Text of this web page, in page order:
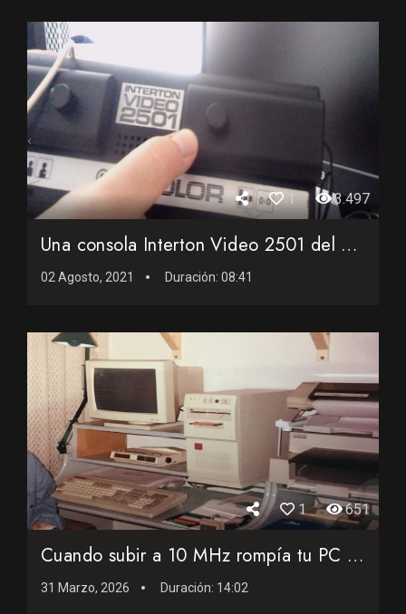
1 3.497
Una consola Interton Video 2501 del año 1977
02 Agosto, 2021 Duración: 08:41
1 651
Cuando subir a 10 MHz rompía tu PC en 1989 (historia real)
31 Marzo, 2026 Duración: 14:02